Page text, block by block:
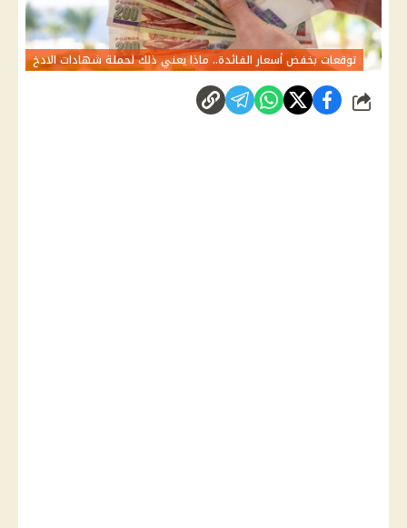
توقعات بخفض أسعار الفائدة.. ماذا يعني ذلك لحملة شهادات الادخ
شارك